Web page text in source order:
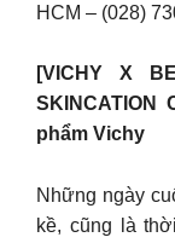
HCM – (028)
[VICHY X
SKINCATION
phẩm Vichy
Những ngày
kề, cũng là